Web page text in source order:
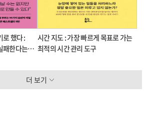
로 했다 :
패한다는
시간 지도 : 가장 빠르게 목표로 가는
최적의 시간 관리 도구
더 보기